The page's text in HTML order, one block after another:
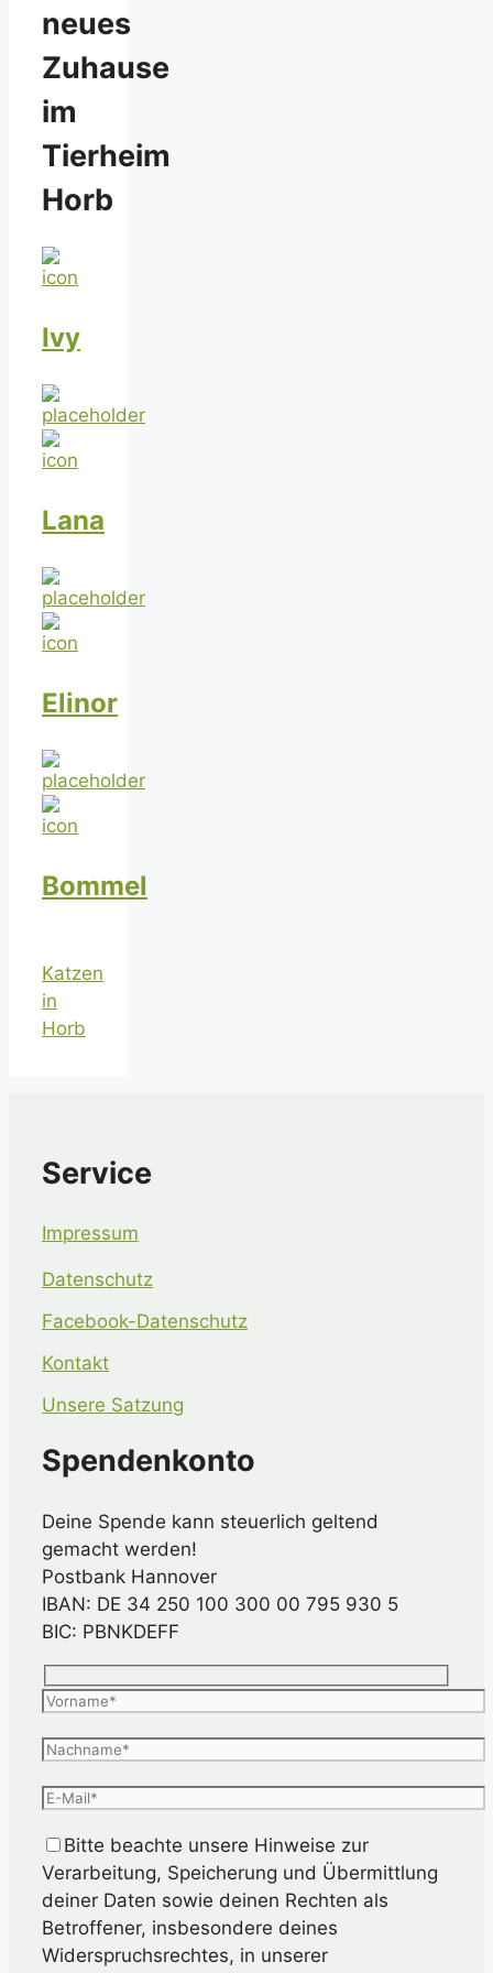
neues
Zuhause
im
Tierheim
Horb
Ivy
Lana
Elinor
Bommel
Katzen
in
Horb
Service
Impressum
Datenschutz
Facebook-Datenschutz
Kontakt
Unsere Satzung
Spendenkonto
Deine Spende kann steuerlich geltend
gemacht werden!
Postbank Hannover
IBAN: DE 34 250 100 300 00 795 930 5
BIC: PBNKDEFF
Bitte beachte unsere Hinweise zur
Verarbeitung, Speicherung und Übermittlung
deiner Daten sowie deinen Rechten als
Betroffener, insbesondere deines
Widerspruchsrechtes, in unserer